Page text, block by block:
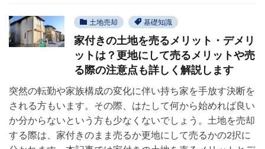
土地売却 基礎知識
家付きの土地を売るメリット・デメリ
ットは？更地にして売るメリットや売
る際の注意点も詳しく解説します
突然の転勤や家族構成の変化に伴い持ち家を手放す決断を
される方もいます。その際、はたして何から始めれば良い
か分からないという方も少なくないでしょう。土地を売却
する際は、家付きのまま売るか更地にして売るかの2択に